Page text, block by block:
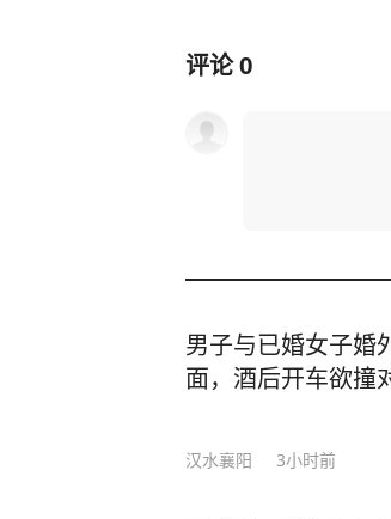
评论0
男子与已婚女子婚
面，酒后开车欲撞
汉水襄阳 3小时前